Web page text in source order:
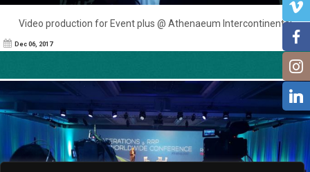
Video production for Event plus @ Athenaeum Intercontinental
Dec 06, 2017